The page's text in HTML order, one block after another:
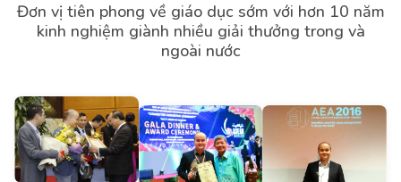
Đơn vị tiên phong về giáo dục sớm với hơn 10 năm
kinh nghiệm giành nhiều giải thưởng trong và
ngoài nước